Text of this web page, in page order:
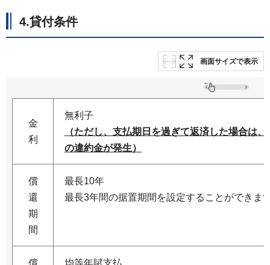
4.貸付条件
画面サイズで表示
金
利
無利子
（ただし、支払期日を過ぎて返済した場合は
の違約金が発生）
償
還
期
間
最長10年
最長3年間の据置期間を設定することができま
償 均等年賦支払